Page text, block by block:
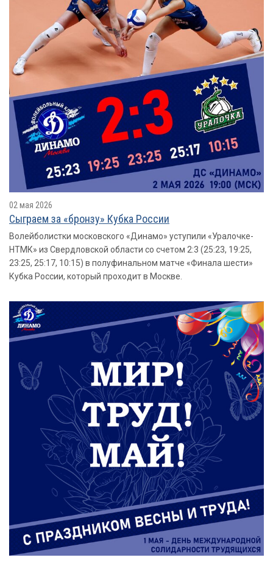
02 мая 2026
Сыграем за «бронзу» Кубка России
Волейболистки московского «Динамо» уступили «Уралочке-
НТМК» из Свердловской области со счетом 2:3 (25:23, 19:25,
23:25, 25:17, 10:15) в полуфинальном матче «Финала шести»
Кубка России, который проходит в Москве.